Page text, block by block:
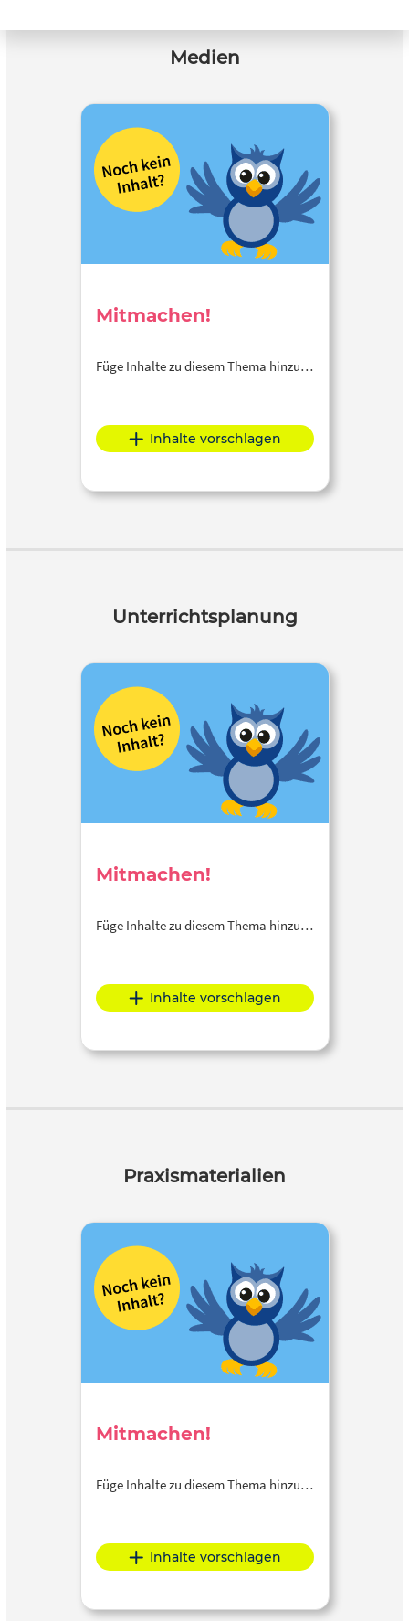
Medien
Mitmachen!
Füge Inhalte zu diesem Thema hinzu…
Inhalte vorschlagen
Unterrichtsplanung
Mitmachen!
Füge Inhalte zu diesem Thema hinzu…
Inhalte vorschlagen
Praxismaterialien
Mitmachen!
Füge Inhalte zu diesem Thema hinzu…
Inhalte vorschlagen